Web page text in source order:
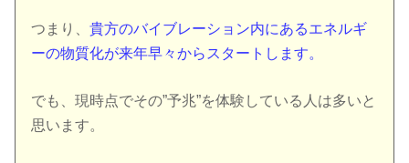
つまり、貴方のバイブレーション内にあるエネルギ
ーの物質化が来年早々からスタートします。
でも、現時点でその”予兆”を体験している人は多いと
思います。